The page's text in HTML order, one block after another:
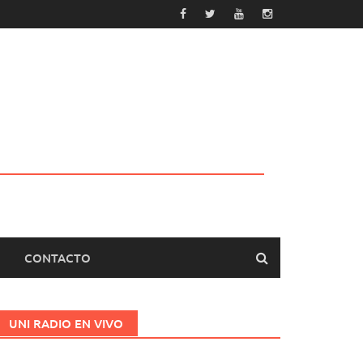
CONTACTO
UNI RADIO EN VIVO